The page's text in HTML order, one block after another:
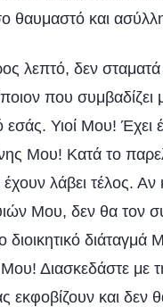
θαυμαστό και
λεπτό, δεν σταματά
που συμβαδίζει
Υιοί Μου! Έχει
Μου! Κατά το
λάβει τέλος. Αν
υιών Μου, δεν θα
διάταγμά
Μου! Διασκεδάστε με
και δεν